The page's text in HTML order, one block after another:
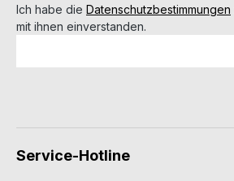
Ich habe die Datenschutzbestimmungen
mit ihnen einverstanden.
Service-Hotline